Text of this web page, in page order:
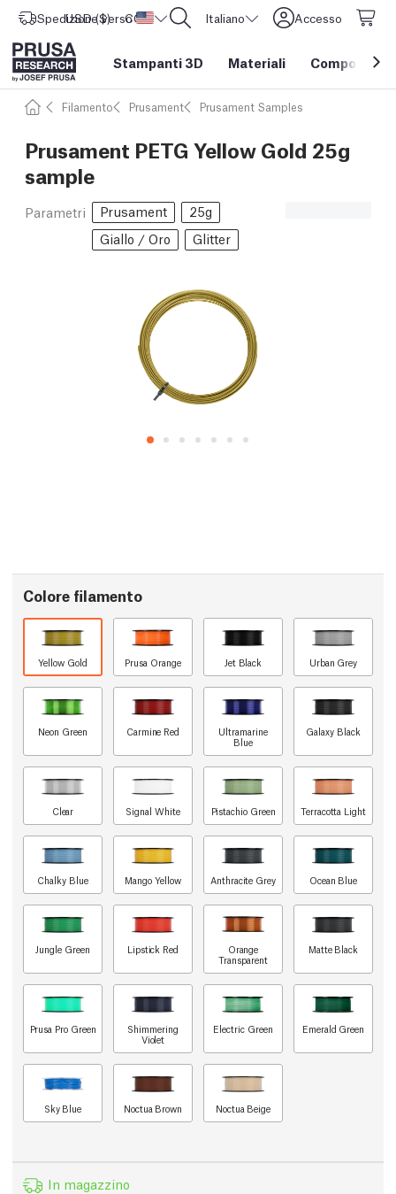
Spedizione verso Stati Uniti d'America
USD ($) CORE One L: Ora disponibile! Italiano Accesso
Stampanti 3D Materiali Componenti
Filamento Prusament Prusament Samples
Prusament PETG Yellow Gold 25g
sample
Parametri Prusament
25g
Giallo / Oro
Glitter
Colore filamento
Yellow Gold Prusa Orange Jet Black Urban Grey
Neon Green Carmine Red
Ultramarine
Blue
Galaxy Black
Clear Signal White Pistachio Green Terracotta Light
Chalky Blue Mango Yellow Anthracite Grey Ocean Blue
Jungle Green Lipstick Red
Orange
Transparent
Matte Black
Prusa Pro Green
Shimmering
Violet
Electric Green Emerald Green
Sky Blue Noctua Brown Noctua Beige
In magazzino